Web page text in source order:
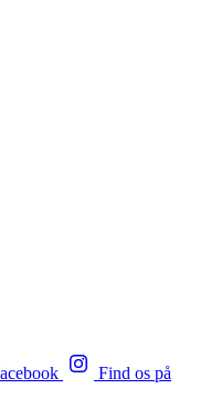
Find os på